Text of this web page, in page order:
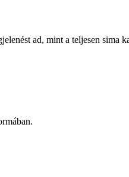
ad, mint a teljesen sima